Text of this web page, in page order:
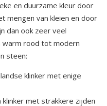
en duurzame kleur door
mengen van kleien en door
dan ook zeer veel
warm rood tot modern
steen:
klinker met enige
met strakkere zijden